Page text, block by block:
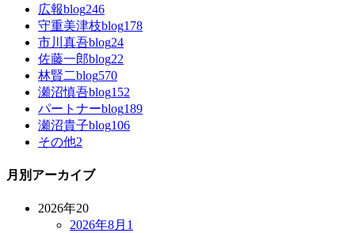
広報blog246
守重美津枝blog178
市川真吾blog24
佐藤一郎blog22
林賢二blog570
瀬沼慎吾blog152
パートナーblog189
瀬沼貴子blog106
その他2
月別アーカイブ
2026年20
2026年8月 1